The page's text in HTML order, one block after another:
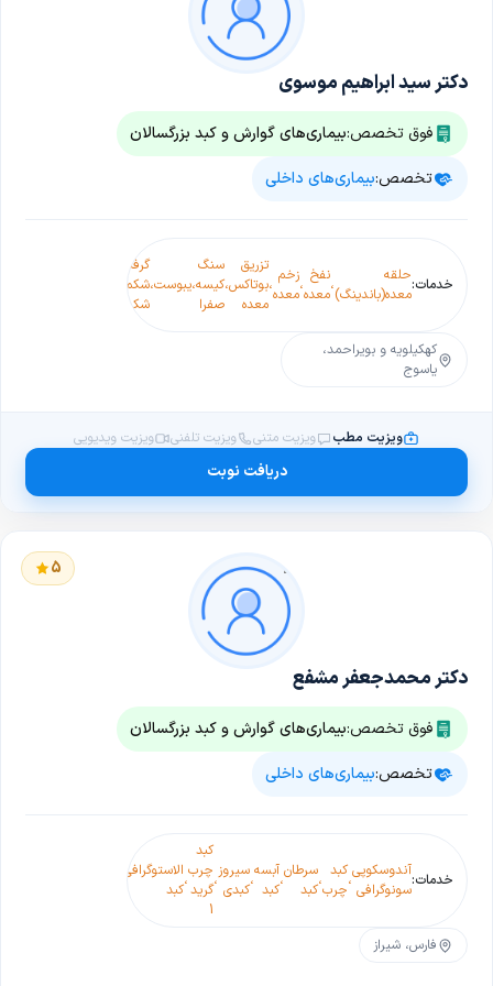
دکتر سید ابراهیم موسوی
فوق تخصص:بیماری‌های گوارش و کبد بزرگسالان
تخصص:بیماری‌های داخلی
خدمات:حلقه
معده(باندینگ)،نفخ
معده،زخم
معده،
تزریق
بوتاکس
معده
،
سنگ
کیسه
صفرا
،یبوست،
گرفتگی
شکم(کرامپ
شکمی)
کهکیلویه و بویراحمد،
یاسوج
ویزیت مطب ویزیت متنی ویزیت تلفنی ویزیت ویدیویی
دریافت نوبت
5
دکتر محمدجعفر مشفع
فوق تخصص:بیماری‌های گوارش و کبد بزرگسالان
تخصص:بیماری‌های داخلی
خدمات:آندوسکوپی
سونوگرافی ،کبد
چرب،سرطان
کبد
،آبسه
کبد ،سیروز
کبدی ،
کبد
چرب
گرید
1
،الاستوگرافی
کبد
فارس، شیراز